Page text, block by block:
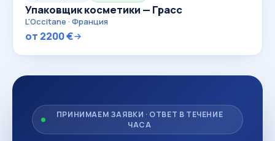
Упаковщик косметики — Грасс
L'Occitane · Франция
от 2200 €
ПРИНИМАЕМ ЗАЯВКИ · ОТВЕТ В ТЕЧЕНИЕ
ЧАСА